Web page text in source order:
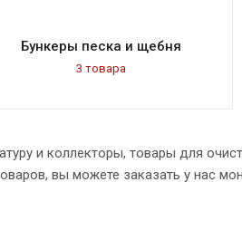
Бункеры песка и щебня
3 товара
и коллекторы, товары для
вы можете заказать у нас